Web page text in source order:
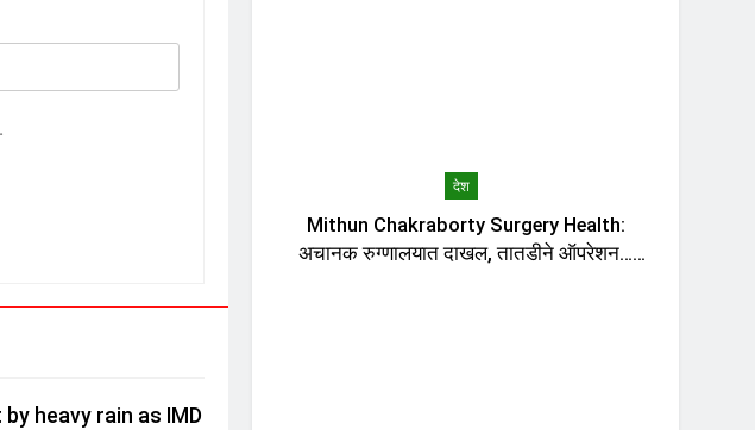
by heavy rain as IMD
देश
Mithun Chakraborty Surgery Health:
अचानक रुग्णालयात दाखल, तातडीने ऑपरेशन…